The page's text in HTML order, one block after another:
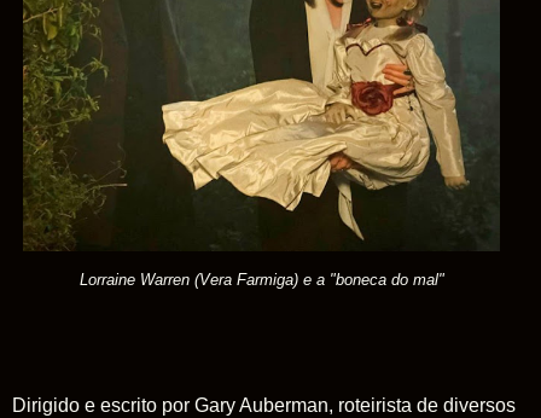
Lorraine Warren (Vera Farmiga) e a "boneca do mal"
Dirigido e escrito por Gary Auberman, roteirista de diversos